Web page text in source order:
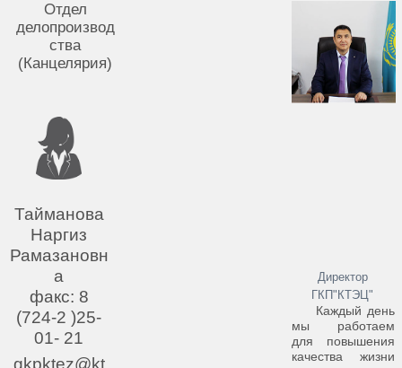
Отдел
делопроизвод
ства
(Канцелярия)
Тайманова
Наргиз
Рамазановн
а
факс: 8
(724-2 )25-
01- 21
gkpktez@kt
Каждый день
мы работаем
для повышения
качества жизни
Директор
ГКП"КТЭЦ"